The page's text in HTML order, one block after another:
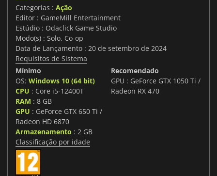
Categorias : Ação
Editor : GameMill Entertainment
Estúdio : Odaclick Game Studio
Modo(s) : Solo, Co-op
Data de Lançamento : 20 de setembro de 2024
Requisitos de Sistema
Mínimo
OS: Windows 10 (64 bit)
CPU : Core i5-12400T
RAM : 8 GB
GPU : GeForce GTX 650 Ti /
Radeon HD 6870
Armazenamento : 2 GB
Recomendado
GPU : GeForce GTX 1050 Ti /
Radeon RX 470
Classificação por idade